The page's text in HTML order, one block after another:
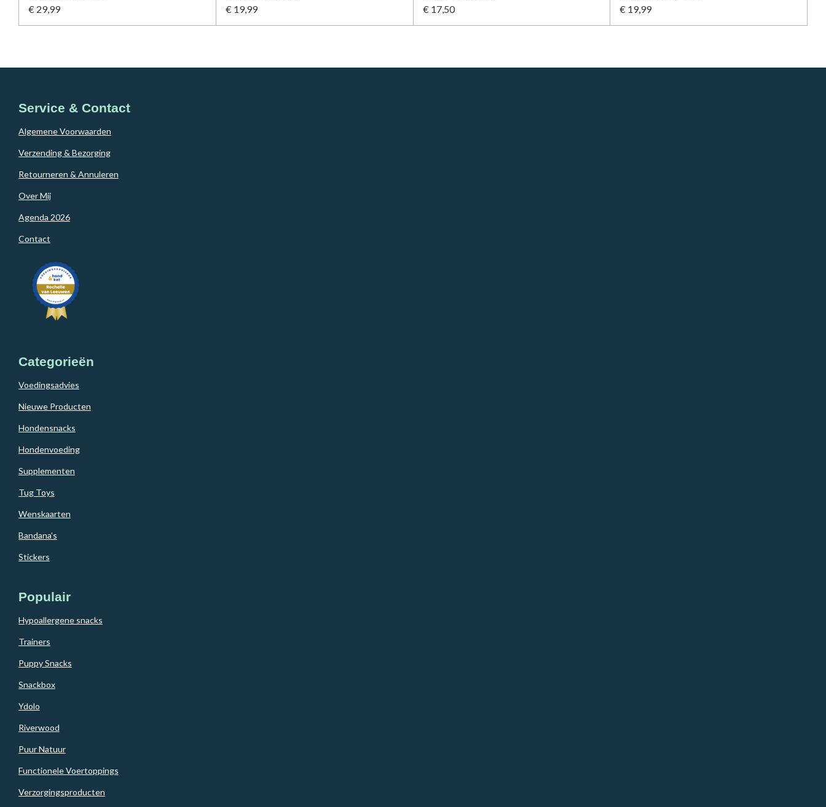
€ 29,99 € 19,99 € 17,50 € 19,99
Service & Contact
Algemene Voorwaarden
Verzending & Bezorging
Retourneren & Annuleren
Over Mij
Agenda 2026
Contact
Categorieën
Voedingsadvies
Nieuwe Producten
Hondensnacks
Hondenvoeding
Supplementen
Tug Toys
Wenskaarten
Bandana's
Stickers
Populair
Hypoallergene snacks
Trainers
Puppy Snacks
Snackbox
Ydolo
Riverwood
Puur Natuur
Functionele Voertoppings
Verzorgingsproducten